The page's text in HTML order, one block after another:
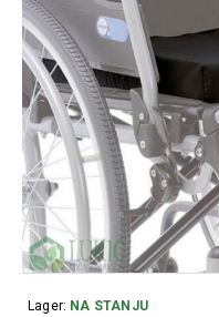
Lager: NA STANJU